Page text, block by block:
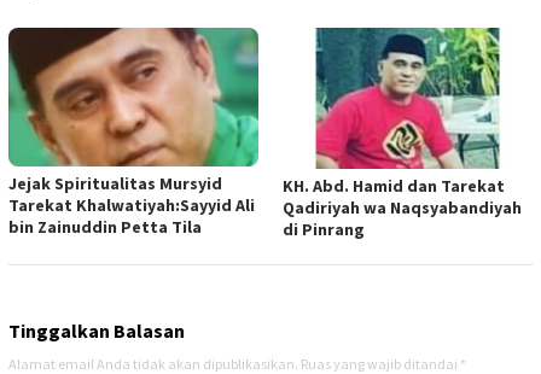
Jejak Spiritualitas Mursyid
Tarekat Khalwatiyah:Sayyid Ali
bin Zainuddin Petta Tila
KH. Abd. Hamid dan Tarekat
Qadiriyah wa Naqsyabandiyah
di Pinrang
Tinggalkan Balasan
Alamat email Anda tidak akan dipublikasikan. Ruas yang wajib ditandai *